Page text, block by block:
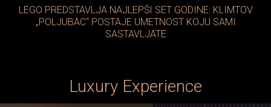
LEGO PREDSTAVLJA NAJLEPŠI SET GODINE: KLIMTOV
„POLJUBAC“ POSTAJE UMETNOST KOJU SAMI
SASTAVLJATE
Luxury Experience